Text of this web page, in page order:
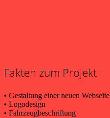
Fakten zum Projekt
• Gestaltung einer neuen Webseite
• Logodesign
• Fahrzeugbeschriftung